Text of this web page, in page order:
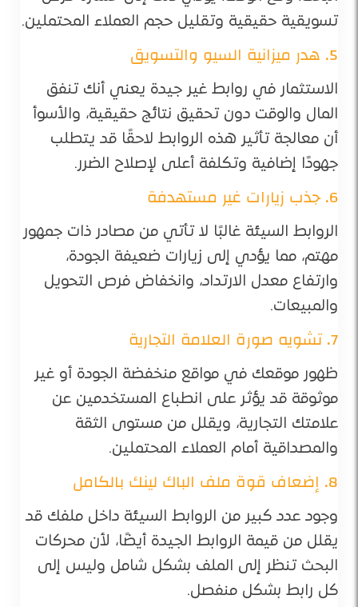
تسويقية حقيقية وتقليل حجم العملاء المحتملين.
5. هدر ميزانية السيو والتسويق
الاستثمار في روابط غير جيدة يعني أنك تنفق
المال والوقت دون تحقيق نتائج حقيقية، والأسوأ
أن معالجة تأثير هذه الروابط لاحقًا قد يتطلب
جهودًا إضافية وتكلفة أعلى لإصلاح الضرر.
6. جذب زيارات غير مستهدفة
الروابط السيئة غالبًا لا تأتي من مصادر ذات جمهور
مهتم، مما يؤدي إلى زيارات ضعيفة الجودة،
وارتفاع معدل الارتداد، وانخفاض فرص التحويل
والمبيعات.
7. تشويه صورة العلامة التجارية
ظهور موقعك في مواقع منخفضة الجودة أو غير
موثوقة قد يؤثر على انطباع المستخدمين عن
علامتك التجارية، ويقلل من مستوى الثقة
والمصداقية أمام العملاء المحتملين.
8. إضعاف قوة ملف الباك لينك بالكامل
وجود عدد كبير من الروابط السيئة داخل ملفك قد
يقلل من قيمة الروابط الجيدة أيضًا، لأن محركات
البحث تنظر إلى الملف بشكل شامل وليس إلى
كل رابط بشكل منفصل.